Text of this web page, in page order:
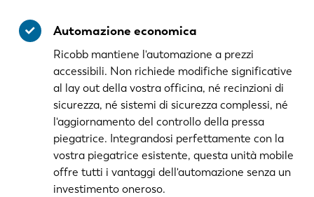
Automazione economica
Ricobb mantiene l'automazione a prezzi
accessibili. Non richiede modifiche significative
al lay out della vostra officina, né recinzioni di
sicurezza, né sistemi di sicurezza complessi, né
l'aggiornamento del controllo della pressa
piegatrice. Integrandosi perfettamente con la
vostra piegatrice esistente, questa unità mobile
offre tutti i vantaggi dell'automazione senza un
investimento oneroso.